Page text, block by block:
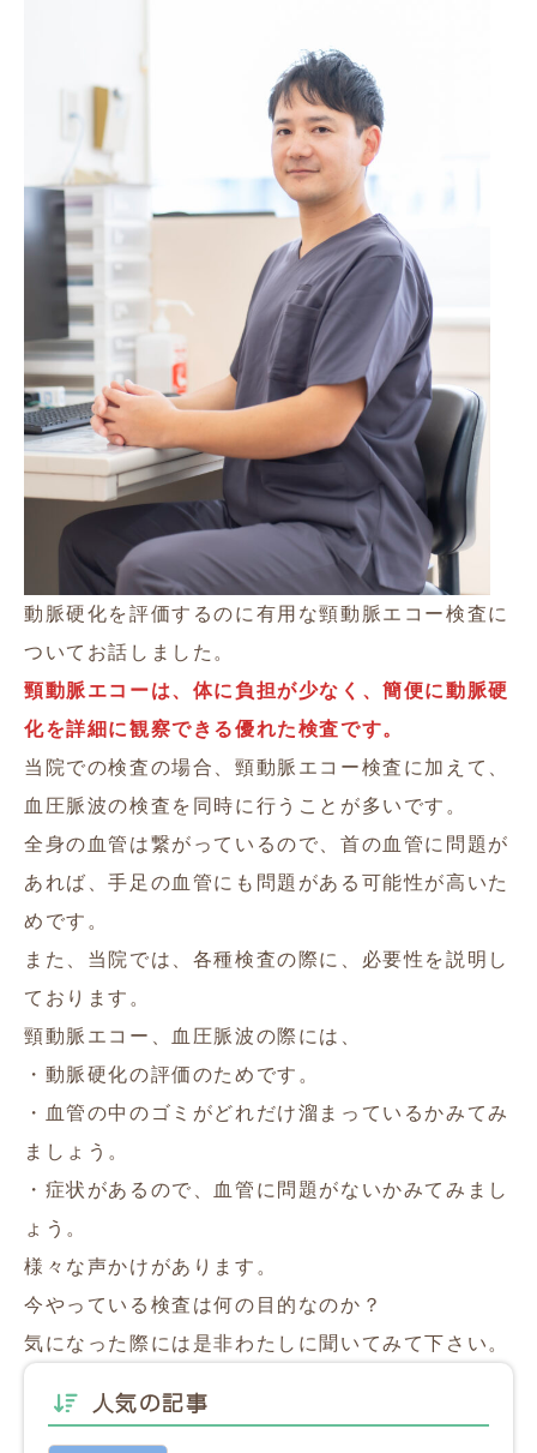
動脈硬化を評価するのに有用な頸動脈エコー検査に
ついてお話しました。
頸動脈エコーは、体に負担が少なく、簡便に動脈硬
化を詳細に観察できる優れた検査です。
当院での検査の場合、頸動脈エコー検査に加えて、
血圧脈波の検査を同時に行うことが多いです。
全身の血管は繋がっているので、首の血管に問題が
あれば、手足の血管にも問題がある可能性が高いた
めです。
また、当院では、各種検査の際に、必要性を説明し
ております。
頸動脈エコー、血圧脈波の際には、
・動脈硬化の評価のためです。
・血管の中のゴミがどれだけ溜まっているかみてみ
ましょう。
・症状があるので、血管に問題がないかみてみまし
ょう。
様々な声かけがあります。
今やっている検査は何の目的なのか？
気になった際には是非わたしに聞いてみて下さい。
人気の記事